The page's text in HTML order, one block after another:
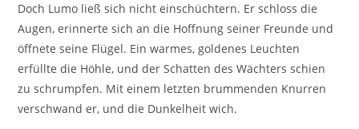
Doch Lumo ließ sich nicht einschüchtern. Er schloss die
Augen, erinnerte sich an die Hoffnung seiner Freunde und
öffnete seine Flügel. Ein warmes, goldenes Leuchten
erfüllte die Höhle, und der Schatten des Wächters schien
zu schrumpfen. Mit einem letzten brummenden Knurren
verschwand er, und die Dunkelheit wich.